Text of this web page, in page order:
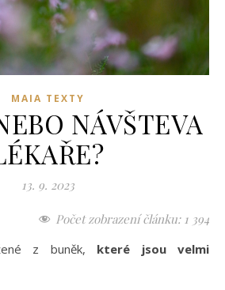
MAIA TEXTY
NÁVŠTEVA
13. 9. 2023
Počet zobrazení článku: 1 394
z buněk, které jsou velmi